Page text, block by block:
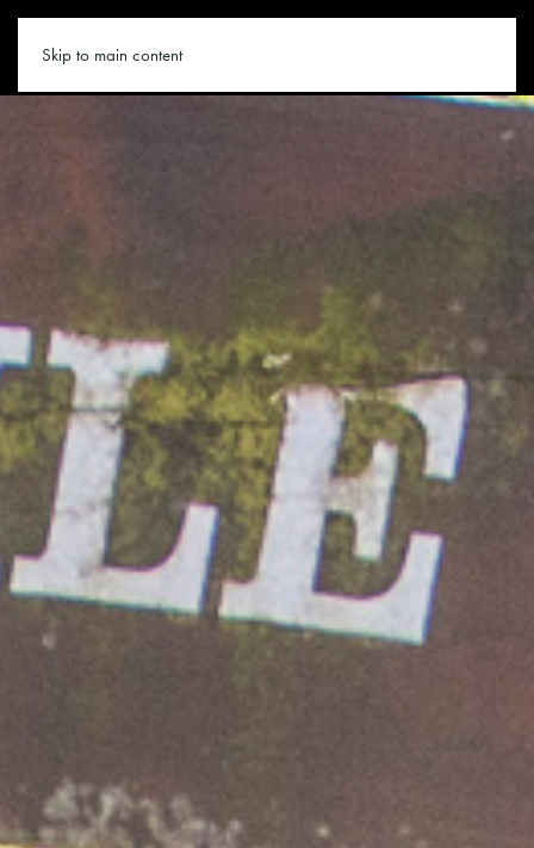
Skip to main content
LOFER.DE